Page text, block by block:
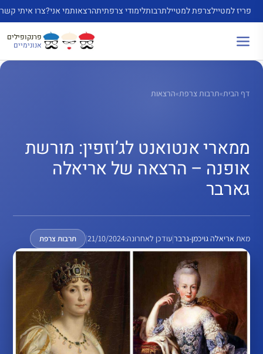
לדלג
לתוכן
פריז למטיילצרפת למטיילתרבותלימודי צרפתיתהרצאותמי אני?צרו איתי קשר
פרנקופילים
אנונימיים
דף הבית»תרבות צרפת»הרצאות
ממארי אנטואנט לג’וזפין: מורשת
אופנה – הרצאה של אריאלה
גארבר
מאת אריאלה גויכמן-גרבר|עודכן לאחרונה:21/10/2024
| תרבות צרפת